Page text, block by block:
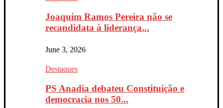
Joaquim Ramos Pereira não se
recandidata à liderança...
June 3, 2026
Destaques
PS Anadia debateu Constituição e
democracia nos 50...